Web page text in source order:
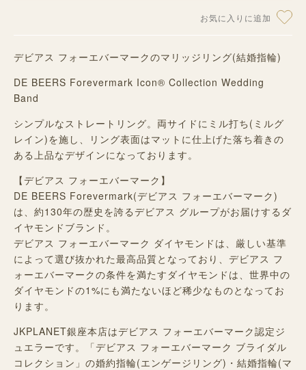
お気に入りに追加
デビアス フォーエバーマークのマリッジリング(結婚指輪)
DE BEERS Forevermark Icon® Collection Wedding
Band
シンプルなストレートリング。両サイドにミル打ち(ミルグ
レイン)を施し、リング表面はマットに仕上げた落ち着きの
ある上品なデザインになっております。
【デビアス フォーエバーマーク】
DE BEERS Forevermark(デビアス フォーエバーマーク)
は、約130年の歴史を誇るデビアス グループがお届けするダ
イヤモンドブランド。
デビアス フォーエバーマーク ダイヤモンドは、厳しい基準
によって選び抜かれた最高品質となっており、デビアス フ
ォーエバーマークの条件を満たすダイヤモンドは、世界中の
ダイヤモンドの1%にも満たないほど稀少なものとなってお
ります。
JKPLANET銀座本店はデビアス フォーエバーマーク認定ジ
ュエラーです。「デビアス フォーエバーマーク ブライダル
コレクション」の婚約指輪(エンゲージリング)・結婚指輪(マ